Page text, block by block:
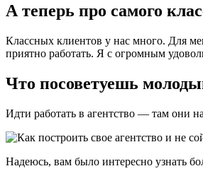
А теперь про самого
Классных клиентов у нас много. Для
приятно работать. Я с огромным
Что посоветуешь
Идти работать в агентство — там они
Надеюсь, вам было интересно узнать